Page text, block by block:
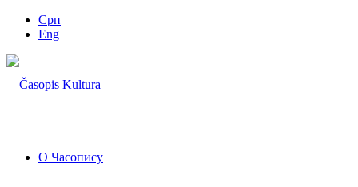
Срп
Eng
О Часопису